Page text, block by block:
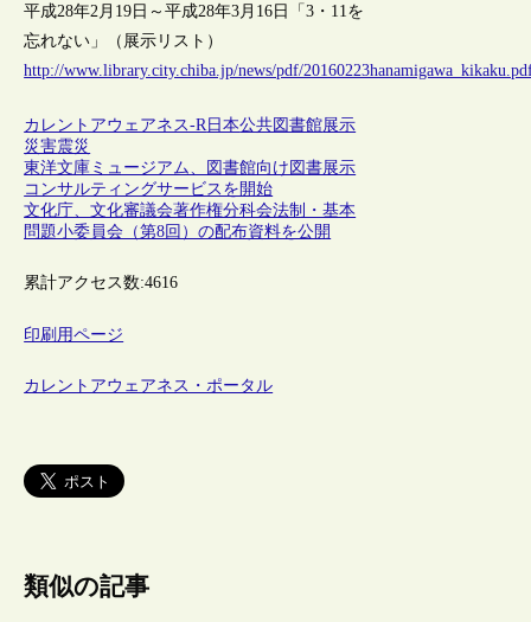
平成28年2月19日～平成28年3月16日「3・11を
忘れない」（展示リスト）
http://www.library.city.chiba.jp/news/pdf/
カレントアウェアネス-R日本公共図書館展示
災害震災
東洋文庫ミュージアム、図書館向け図書展示
コンサルティングサービスを開始
文化庁、文化審議会著作権分科会法制・基本
問題小委員会（第8回）の配布資料を公開
累計アクセス数:4616
印刷用ページ
カレントアウェアネス・ポータル
類似の記事